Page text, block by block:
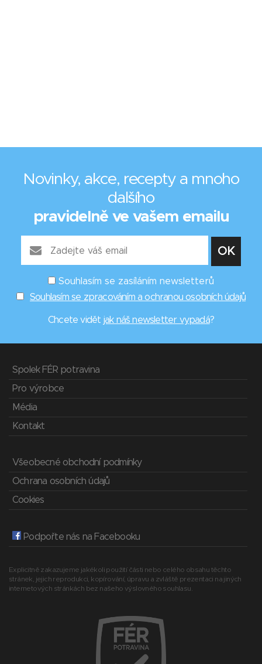
Novinky, akce, recepty a mnoho
dalšího
pravidelně ve vašem emailu
Souhlasím se zasíláním newsletterů
Souhlasím se zpracováním a ochranou osobních údajů
Chcete vidět jak náš newsletter vypadá?
Spolek FÉR potravina
Pro výrobce
Média
Kontakt
Všeobecné obchodní podmínky
Ochrana osobních údajů
Cookies
Podpořte nás na Facebooku
Explicitně zakazujeme jakékoli použití části nebo celého obsahu těchto
stránek, jejich reprodukci, kopírování, úpravu a zvláště prezentaci na jiných
internetových stránkách bez našeho výslovného souhlasu.